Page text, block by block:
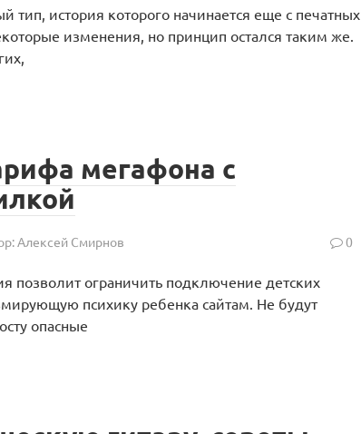
история которого начинается еще с печатных
изменения, но принцип остался таким же.
мегафона с
Алексей Смирнов 0
позволит ограничить подключение детских
психику ребенка сайтам. Не будут
опасные